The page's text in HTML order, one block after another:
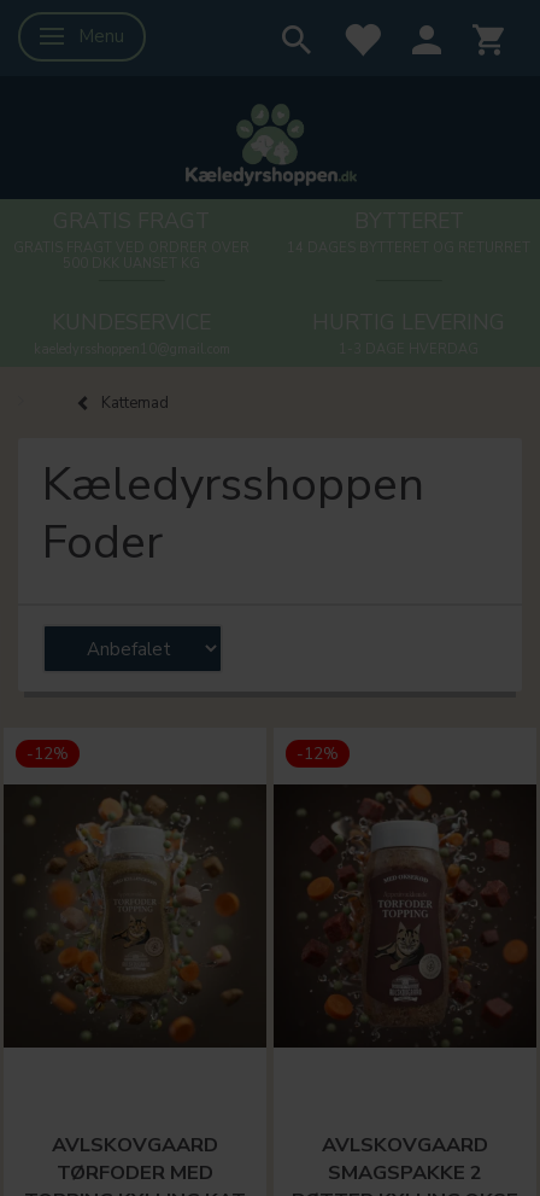
Skifte navigation
Menu
Kattemad
Kæledyrsshoppen
Foder
-12%
AVLSKOVGAARD
TØRFODER MED
-12%
AVLSKOVGAARD
SMAGSPAKKE 2